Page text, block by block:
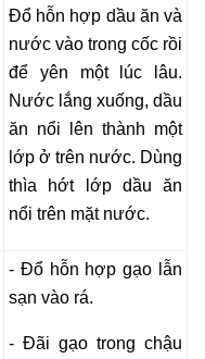
Đổ hỗn hợp dầu ăn và
nước vào trong cốc rồi
để yên một lúc lâu.
Nước lắng xuống, dầu
ăn nổi lên thành một
lớp ở trên nước. Dùng
thìa hớt lớp dầu ăn
nổi trên mặt nước.
- Đổ hỗn hợp gạo lẫn
sạn vào rá.
- Đãi gạo trong chậu